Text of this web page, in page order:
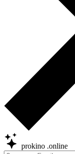
prokino .online